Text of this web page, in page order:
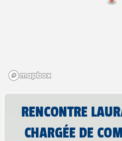
RENCONTRE
CHARGÉE DE